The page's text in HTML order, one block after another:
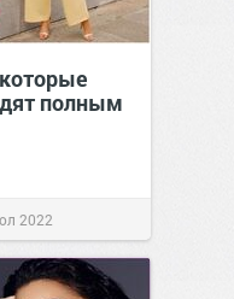
полным
2022